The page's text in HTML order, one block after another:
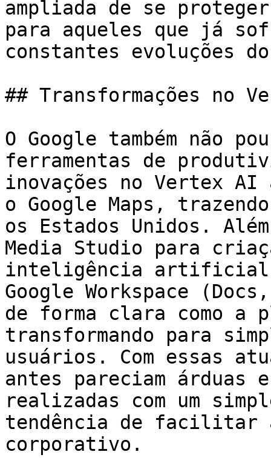
ampliada de se
para aqueles que já
constantes evoluções
## Transformações no
O Google também não
ferramentas de
inovações no Vertex AI
o Google Maps,
os Estados Unidos.
Media Studio para
inteligência artificial
Google Workspace
de forma clara como a
transformando para
usuários. Com essas
antes pareciam árduas e
realizadas com um
tendência de facilitar
corporativo.